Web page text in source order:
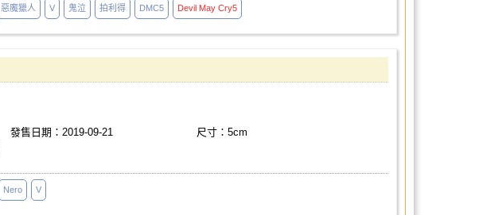
惡魔獵人 V 鬼泣 拍利得 DMC5 Devil May Cry5
發售日期：2019-09-21
尺寸：5cm
Nero V